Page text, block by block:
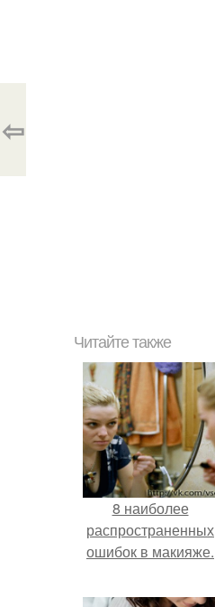
⇦
Читайте также
8 наиболее
распространенных
ошибок в макияже.